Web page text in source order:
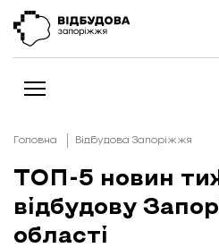
Новини
Відбудова Запоріжжя
Ексклюзив
Головна Відбудова Запоріжжя
ТОП-5 новин
відбудову
області